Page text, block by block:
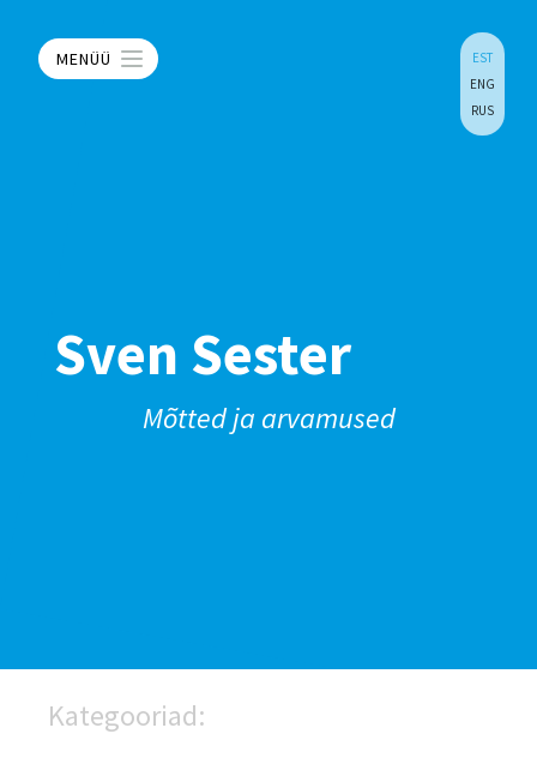
MENÜÜ
EST
ENG
RUS
Sven Sester
Mõtted ja arvamused
Kategooriad: